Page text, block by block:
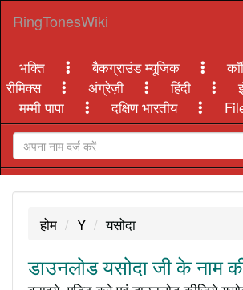
RingTonesWiki
भक्ति बैकग्राउंड म्यूजिक
रीमिक्स
अंग्रेज़ी हिंदी
मम्मी पापा
दक्षिण भारतीय
होम Y यसोदा
डाउनलोड यसोदा जी के नाम